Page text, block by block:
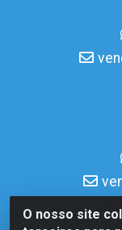
O nosso site
Casa Norte